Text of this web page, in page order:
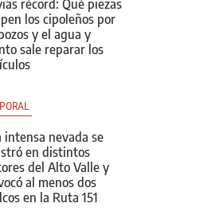
récord: Qué piezas
los cipoleños por
y el agua y
sale reparar los
intensa nevada se
en distintos
del Alto Valle y
al menos dos
en la Ruta 151